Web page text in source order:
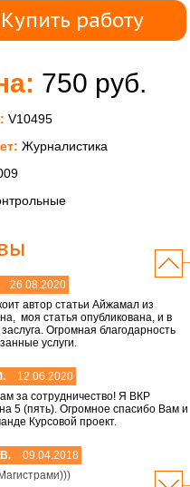
750 руб.
V10495
Журналистика
26.08.2020
автор статьи Айжамал из
моя статья опубликована, и в
Огромная благодарность
услуги.
12.06.2020
за сотрудничество! Я ВКР
5 (пять). Огромное спасибо Вам и
Курсовой проект.
09.04.2018